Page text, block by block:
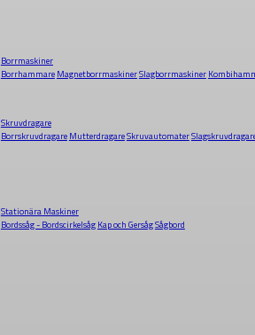
Borrmaskiner
Borrhammare MagnetborrmaskinerSlagborrmaskiner
Skruvdragare
Borrskruvdragare MutterdragareSkruvautomater
Stationära Maskiner
Bordssåg - Bordscirkelsåg Kap och GersågSågbord